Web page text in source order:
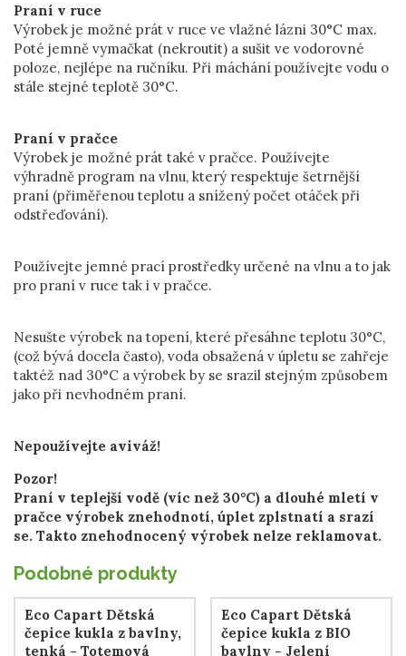
Praní v ruce
Výrobek je možné prát v ruce ve vlažné lázni 30°C max.
Poté jemně vymačkat (nekroutit) a sušit ve vodorovné
poloze, nejlépe na ručníku. Při máchání používejte vodu o
stále stejné teplotě 30°C.
Praní v pračce
Výrobek je možné prát také v pračce. Používejte
výhradně program na vlnu, který respektuje šetrnější
praní (přiměřenou teplotu a snížený počet otáček při
odstřeďování).
Používejte jemné prací prostředky určené na vlnu a to jak
pro praní v ruce tak i v pračce.
Nesušte výrobek na topení, které přesáhne teplotu 30°C,
(což bývá docela často), voda obsažená v úpletu se zahřeje
taktéž nad 30°C a výrobek by se srazil stejným způsobem
jako při nevhodném praní.
Nepoužívejte aviváž!
Pozor!
Praní v teplejší vodě (víc než 30°C) a dlouhé mletí v
pračce výrobek znehodnotí, úplet zplstnatí a srazí
se. Takto znehodnocený výrobek nelze reklamovat.
Podobné produkty
Eco Capart Dětská
čepice kukla z bavlny,
tenká - Totemová
Eco Capart Dětská
čepice kukla z BIO
bavlny - Jelení